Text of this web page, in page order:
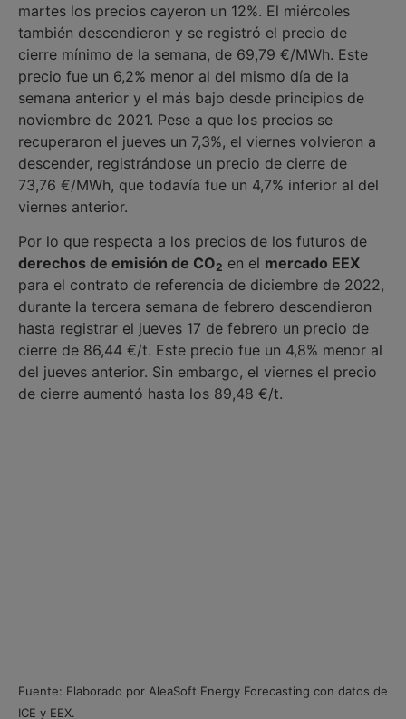
martes los precios cayeron un 12%. El miércoles
también descendieron y se registró el precio de
cierre mínimo de la semana, de 69,79 €/MWh. Este
precio fue un 6,2% menor al del mismo día de la
semana anterior y el más bajo desde principios de
noviembre de 2021. Pese a que los precios se
recuperaron el jueves un 7,3%, el viernes volvieron a
descender, registrándose un precio de cierre de
73,76 €/MWh, que todavía fue un 4,7% inferior al del
viernes anterior.
Por lo que respecta a los precios de los futuros de
derechos de emisión de CO2 en el mercado EEX
para el contrato de referencia de diciembre de 2022,
durante la tercera semana de febrero descendieron
hasta registrar el jueves 17 de febrero un precio de
cierre de 86,44 €/t. Este precio fue un 4,8% menor al
del jueves anterior. Sin embargo, el viernes el precio
de cierre aumentó hasta los 89,48 €/t.
Fuente: Elaborado por AleaSoft Energy Forecasting con datos de
ICE y EEX.